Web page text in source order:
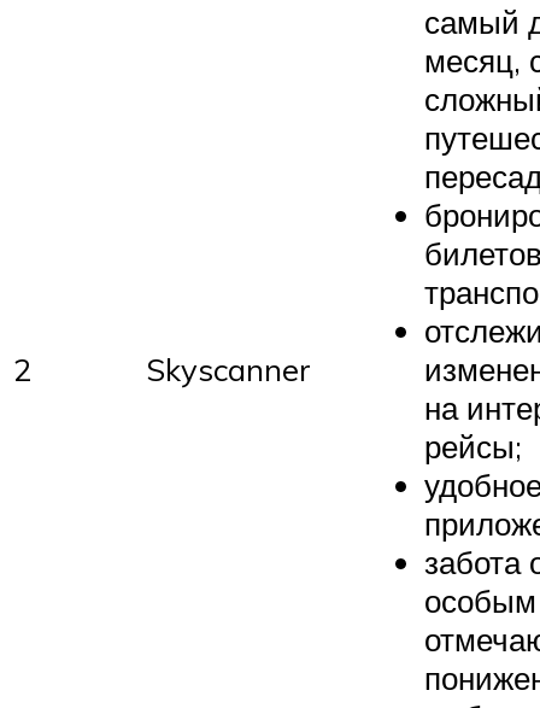
2 Skyscanner
самый
месяц,
на
рейсы;
забота
особым